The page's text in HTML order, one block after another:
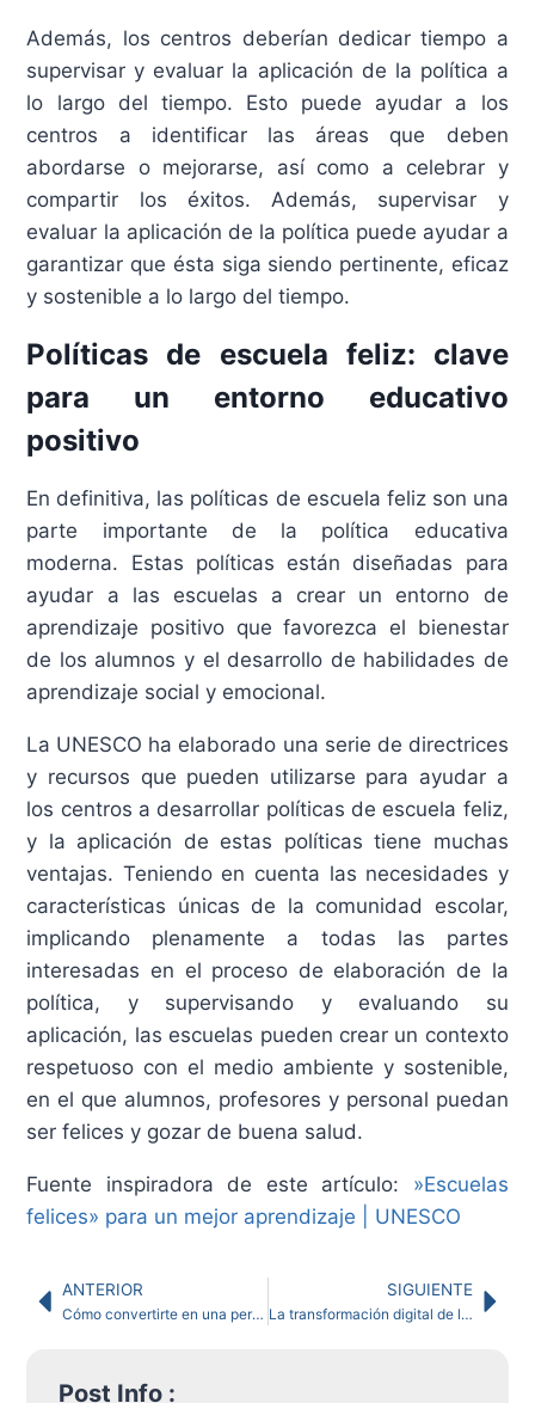
Además, los centros deberían dedicar tiempo a
supervisar y evaluar la aplicación de la política a
lo largo del tiempo. Esto puede ayudar a los
centros a identificar las áreas que deben
abordarse o mejorarse, así como a celebrar y
compartir los éxitos. Además, supervisar y
evaluar la aplicación de la política puede ayudar a
garantizar que ésta siga siendo pertinente, eficaz
y sostenible a lo largo del tiempo.
Políticas de escuela feliz: clave
para un entorno educativo
positivo
En definitiva, las políticas de escuela feliz son una
parte importante de la política educativa
moderna. Estas políticas están diseñadas para
ayudar a las escuelas a crear un entorno de
aprendizaje positivo que favorezca el bienestar
de los alumnos y el desarrollo de habilidades de
aprendizaje social y emocional.
La UNESCO ha elaborado una serie de directrices
y recursos que pueden utilizarse para ayudar a
los centros a desarrollar políticas de escuela feliz,
y la aplicación de estas políticas tiene muchas
ventajas. Teniendo en cuenta las necesidades y
características únicas de la comunidad escolar,
implicando plenamente a todas las partes
interesadas en el proceso de elaboración de la
política, y supervisando y evaluando su
aplicación, las escuelas pueden crear un contexto
respetuoso con el medio ambiente y sostenible,
en el que alumnos, profesores y personal puedan
ser felices y gozar de buena salud.
Fuente inspiradora de este artículo: »Escuelas
felices» para un mejor aprendizaje | UNESCO
ANTERIOR
Cómo convertirte en una persona positiva con 11 consejos
SIGUIENTE
La transformación digital de las empresas familiares: 7 retos para superar a través de la educación
Post Info :